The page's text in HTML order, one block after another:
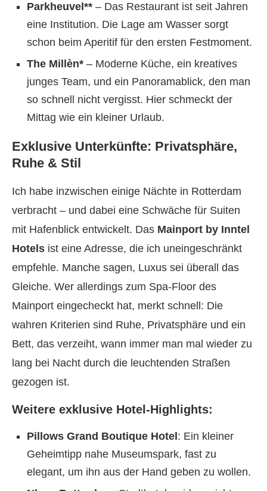
Parkheuvel** – Das Restaurant ist seit Jahren
eine Institution. Die Lage am Wasser sorgt
schon beim Aperitif für den ersten Festmoment.
The Millèn* – Moderne Küche, ein kreatives
junges Team, und ein Panoramablick, den man
so schnell nicht vergisst. Hier schmeckt der
Mittag wie ein kleiner Urlaub.
Exklusive Unterkünfte: Privatsphäre,
Ruhe & Stil
Ich habe inzwischen einige Nächte in Rotterdam
verbracht – und dabei eine Schwäche für Suiten
mit Hafenblick entwickelt. Das Mainport by Inntel
Hotels ist eine Adresse, die ich uneingeschränkt
empfehle. Manche sagen, Luxus sei überall das
Gleiche. Wer allerdings zum Spa-Floor des
Mainport eingecheckt hat, merkt schnell: Die
wahren Kriterien sind Ruhe, Privatsphäre und ein
Bett, das verzeiht, wann immer man mal wieder zu
lang bei Nacht durch die leuchtenden Straßen
gezogen ist.
Weitere exklusive Hotel-Highlights:
Pillows Grand Boutique Hotel : Ein kleiner
Geheimtipp nahe Museumspark, fast zu
elegant, um ihn aus der Hand geben zu wollen.